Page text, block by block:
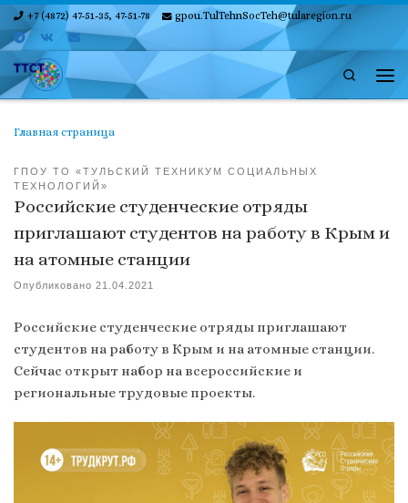
Skip to content
+7 (4872) 47-51-35, 47-51-78 gpou.TulTehnSocTeh@tularegion.ru
Search
Главная страница
ГПОУ ТО «ТУЛЬСКИЙ ТЕХНИКУМ СОЦИАЛЬНЫХ
ТЕХНОЛОГИЙ»
Российские студенческие отряды
приглашают студентов на работу в Крым и
на атомные станции
Опубликовано 21.04.2021
Российские студенческие отряды приглашают
студентов на работу в Крым и на атомные станции.
Сейчас открыт набор на всероссийские и
региональные трудовые проекты.